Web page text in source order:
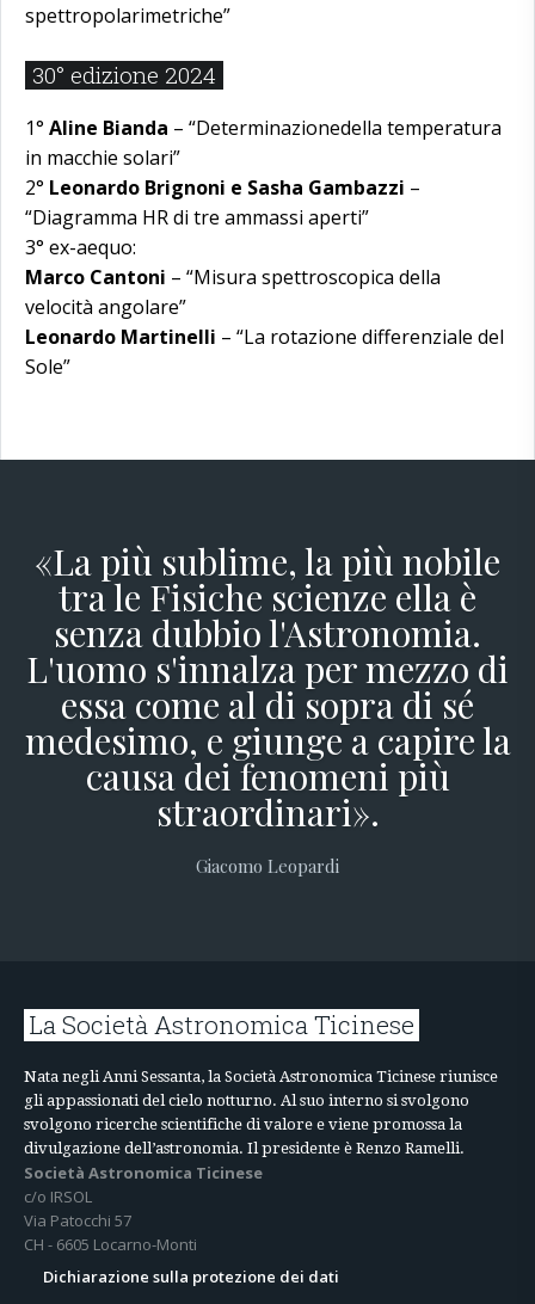
spettropolarimetriche”
30° edizione 2024
1° Aline Bianda – “Determinazionedella temperatura
in macchie solari”
2° Leonardo Brignoni e Sasha Gambazzi –
“Diagramma HR di tre ammassi aperti”
3° ex-aequo:
Marco Cantoni – “Misura spettroscopica della
velocità angolare”
Leonardo Martinelli – “La rotazione differenziale del
Sole”
«La più sublime, la più nobile
tra le Fisiche scienze ella è
senza dubbio l'Astronomia.
L'uomo s'innalza per mezzo di
essa come al di sopra di sé
medesimo, e giunge a capire la
causa dei fenomeni più
straordinari».
Giacomo Leopardi
La Società Astronomica Ticinese
Nata negli Anni Sessanta, la Società Astronomica Ticinese riunisce
gli appassionati del cielo notturno. Al suo interno si svolgono
svolgono ricerche scientifiche di valore e viene promossa la
divulgazione dell’astronomia. Il presidente è Renzo Ramelli.
Società Astronomica Ticinese
c/o IRSOL
Via Patocchi 57
CH - 6605 Locarno-Monti
Dichiarazione sulla protezione dei dati